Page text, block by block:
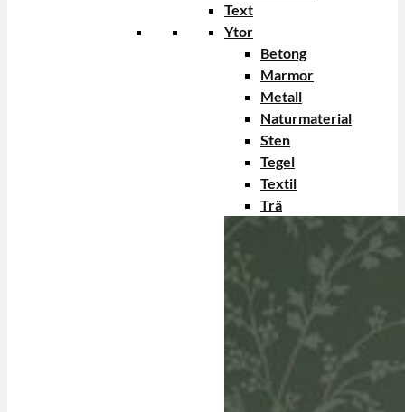
Text
Ytor
Betong
Marmor
Metall
Naturmaterial
Sten
Tegel
Textil
Trä